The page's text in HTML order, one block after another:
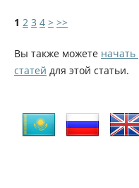
1 2 3 4 > >>
Вы также можете
статей для этой статьи.